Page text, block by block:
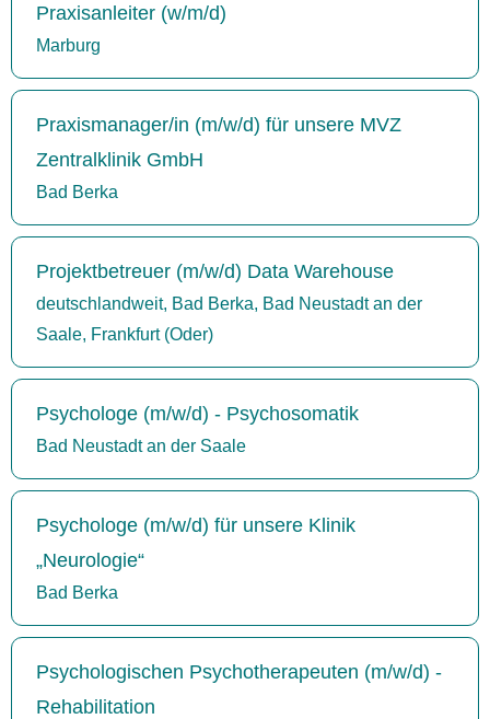
Praxisanleiter (w/m/d)
Marburg
Praxismanager/in (m/w/d) für unsere MVZ
Zentralklinik GmbH
Bad Berka
Projektbetreuer (m/w/d) Data Warehouse
deutschlandweit, Bad Berka, Bad Neustadt an der
Saale, Frankfurt (Oder)
Psychologe (m/w/d) - Psychosomatik
Bad Neustadt an der Saale
Psychologe (m/w/d) für unsere Klinik
„Neurologie“
Bad Berka
Psychologischen Psychotherapeuten (m/w/d) -
Rehabilitation